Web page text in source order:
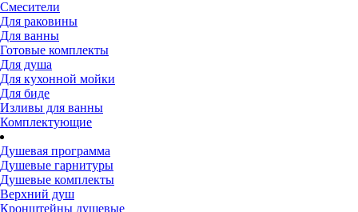
Смесители
Для раковины
Для ванны
Готовые комплекты
Для душа
Для кухонной мойки
Для биде
Изливы для ванны
Комплектующие
Душевая программа
Душевые гарнитуры
Душевые комплекты
Верхний душ
Кронштейны душевые